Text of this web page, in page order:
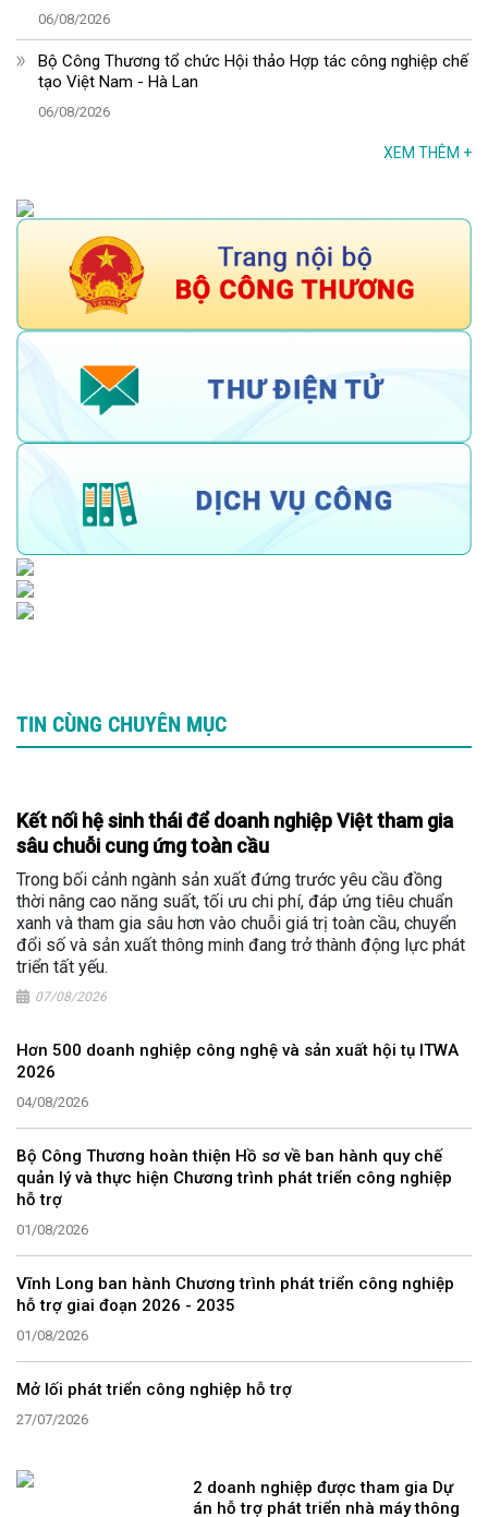
06/08/2026
Bộ Công Thương tổ chức Hội thảo Hợp tác công nghiệp chế
tạo Việt Nam - Hà Lan
06/08/2026
XEM THÊM +
TIN CÙNG CHUYÊN MỤC
Kết nối hệ sinh thái để doanh nghiệp Việt tham gia
sâu chuỗi cung ứng toàn cầu
Trong bối cảnh ngành sản xuất đứng trước yêu cầu đồng
thời nâng cao năng suất, tối ưu chi phí, đáp ứng tiêu chuẩn
xanh và tham gia sâu hơn vào chuỗi giá trị toàn cầu, chuyển
đổi số và sản xuất thông minh đang trở thành động lực phát
triển tất yếu.
07/08/2026
Hơn 500 doanh nghiệp công nghệ và sản xuất hội tụ ITWA
2026
04/08/2026
Bộ Công Thương hoàn thiện Hồ sơ về ban hành quy chế
quản lý và thực hiện Chương trình phát triển công nghiệp
hỗ trợ
01/08/2026
Vĩnh Long ban hành Chương trình phát triển công nghiệp
hỗ trợ giai đoạn 2026 - 2035
01/08/2026
Mở lối phát triển công nghiệp hỗ trợ
27/07/2026
2 doanh nghiệp được tham gia Dự
án hỗ trợ phát triển nhà máy thông